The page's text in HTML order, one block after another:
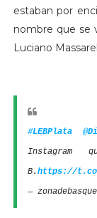
estaban por
nombre que se
Luciano
#LEBPlata
Instagram
B. https://t.co/
—